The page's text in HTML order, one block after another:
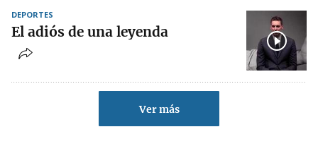
DEPORTES
El adiós de una leyenda
Ver más